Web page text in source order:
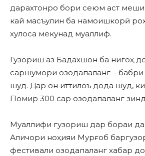
дарахтонро бори сеюм аст
кай масъулин ба намоишкорӣ
хулоса мекунад муаллиф.
Гузориш аз Бадахшон ба нигоҳ
саршумори озодапаланг –
шуд. Дар он иттилоъ дода шуд,
Помир 300 сар озодапаланг
Муаллифи гузориш дар бораи
Аличори ноҳияи Мурғоб
фестивали озодапаланг хабар